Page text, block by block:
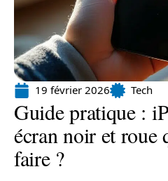
19 février 2026 Tech
Guide pratique :
écran noir et roue
faire ?